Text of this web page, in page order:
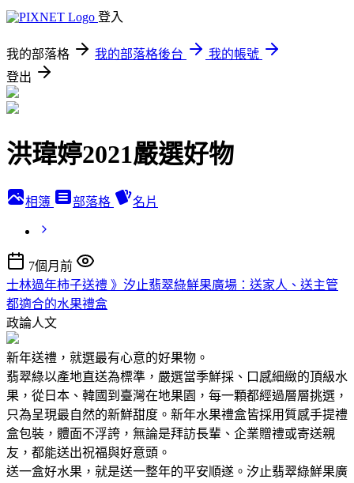
登入
我的部落格 我的部落格後台
我的帳號
登出
洪瑋婷2021嚴選好物
相簿 部落格 名片
7個月前
士林過年柿子送禮 》汐止翡翠綠鮮果廣場：送家人、送主管
都適合的水果禮盒
政論人文
新年送禮，就選最有心意的好果物。
翡翠綠以產地直送為標準，嚴選當季鮮採、口感細緻的頂級水
果，從日本、韓國到臺灣在地果園，每一顆都經過層層挑選，
只為呈現最自然的新鮮甜度。新年水果禮盒皆採用質感手提禮
盒包裝，體面不浮誇，無論是拜訪長輩、企業贈禮或寄送親
友，都能送出祝福與好意頭。
送一盒好水果，就是送一整年的平安順遂。汐止翡翠綠鮮果廣